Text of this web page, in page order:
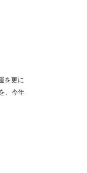
を更に
、今年